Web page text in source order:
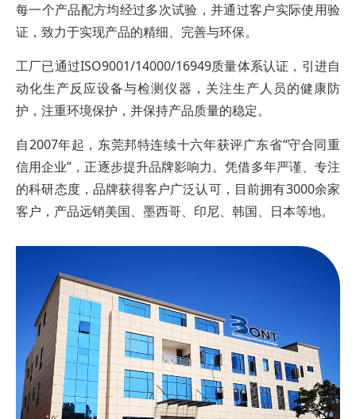
每一个产品配方均经过多次试验，并通过客户实际使用验
证，致力于实现产品的精细、完善与环保。
工厂已通过ISO9001/14000/16949质量体系认证，引进自
动化生产反应设备与检测仪器，关注生产人员的健康防
护，注重环境保护，并保持产品质量的稳定。
自2007年起，东莞邦特连续十六年获评广东省“守合同重
信用企业”，正逐步提升品牌影响力。凭借多年严谨、专注
的科研态度，品牌获得客户广泛认可，目前拥有3000余家
客户，产品远销美国、墨西哥、印尼、韩国、日本等地。